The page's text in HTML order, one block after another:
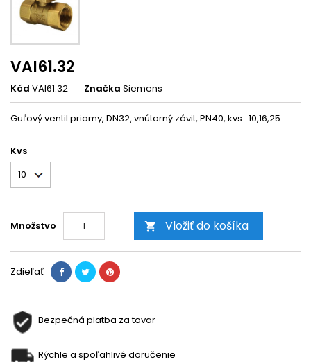
VAI61.32
Kód VAI61.32 Značka Siemens
Guľový ventil priamy, DN32, vnútorný závit, PN40, kvs=10,16,25
Kvs
Množstvo  Vložiť do košíka
Zdieľať
Bezpečná platba za tovar
Rýchle a spoľahlivé doručenie